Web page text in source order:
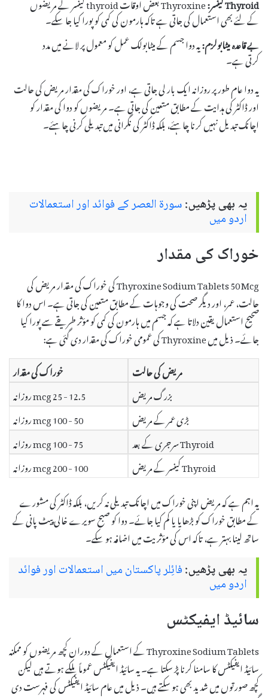
کے لئے بھی استعمال کی جاتی ہے تاکہ ہارمون کی کمی کو پورا کیا جا سکے۔
بے قاعدہ میٹابولزم:یہ دوا جسم کے میٹابولک عمل کو معمول پر لانے میں مدد
کرتی ہے۔
یہ دوا عام طور پر روزانہ ایک بار لی جاتی ہے، اور خوراک کی مقدار مریض کی حالت
اور ڈاکٹر کی ہدایت کے مطابق متعین کی جاتی ہے۔ مریضوں کو دوا کی مقدار کو
اچانک تبدیل نہیں کرنا چاہئے، بلکہ ڈاکٹر کی نگرانی میں تبدیلی کرنی چاہئے۔
یہ بھی پڑھیں:سورۃ العصر کے فوائد اور استعمالات
اردو میں
خوراک کی مقدار
Thyroxine Sodium Tablets 50 Mcg کی خوراک کی مقدار مریض کی
حالت، عمر، اور دیگر صحت کی وجوہات کے مطابق متعین کی جاتی ہے۔ اس دوا کا
صحیح استعمال یقین دلاتا ہے کہ جسم میں ہارمون کی کمی کو مؤثر طریقے سے پورا کیا
جائے۔ ذیل میں Thyroxine کی عمومی خوراک کی مقدار دی گئی ہے:
مریض کی حالت
خوراک کی مقدار
بزرگ مریض
12.5 - 25 mcg روزانہ
بڑی عمر کے مریض
50 - 100 mcg روزانہ
Thyroid سرجری کے بعد
75 - 100 mcg روزانہ
Thyroid کینسر کے مریض
100 - 200 mcg روزانہ
یہ اہم ہے کہ مریض اپنی خوراک میں اچانک تبدیلی نہ کریں، بلکہ ڈاکٹر کی مشورے
کے مطابق خوراک کو بڑھایا یا کم کیا جائے۔ دوا کو صبح سویرے خالی پیٹ پانی کے
ساتھ لینا بہتر ہے، تاکہ اس کی مؤثریت میں اضافہ ہو سکے۔
یہ بھی پڑھیں:فائِلر پاکستان میں استعمالات اور فوائد
اردو میں
سائیڈ ایفیکٹس
Thyroxine Sodium Tablets کے استعمال کے دوران کچھ مریضوں کو ممکنہ
سائیڈ ایفیکٹس کا سامنا کرنا پڑ سکتا ہے۔ یہ سائیڈ ایفیکٹس عموماً ہلکے ہوتے ہیں لیکن
کچھ صورتوں میں شدید بھی ہو سکتے ہیں۔ ذیل میں عام سائیڈ ایفیکٹس کی فہرست دی